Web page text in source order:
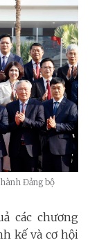
Đảng bộ
các chương
kế và cơ hội